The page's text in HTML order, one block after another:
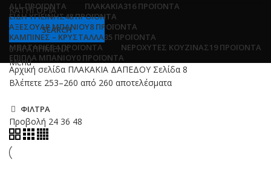
ΚΑΤΗΓΟΡΙΑ
SEARCH
0ΑΓΑΠΗΜΕΝΑ
Menu
ALL ΠΡΟΪΌΝΤΑ ΠΛΑΚΑΚΙΑ316 ΠΡΟΪΌΝΤΑ
ΕΙΔΗ ΥΓΙΕΙΝΗΣ48 ΠΡΟΪΌΝΤΑ
ΑΞΕΣΟΥΑΡ ΜΠΑΝΙΟΥ8 ΠΡΟΪΌΝΤΑ
ΚΑΜΠΙΝΕΣ – ΚΡΥΣΤΑΛΛΑ35 ΠΡΟΪΌΝΤΑ
ΜΠΑΤΑΡΙΕΣ4 ΠΡΟΪΌΝΤΑ ΝΕΡΟΧΥΤΕΣ ΚΟΥΖΙΝΑΣ19 ΠΡΟΪΌΝΤΑ
ΕΠΙΠΛΑ ΜΠΑΝΙΟΥ0 ΠΡΟΪΌΝΤΑ
Αρχική σελίδα ΠΛΑΚΑΚΙΑ ΔΑΠΕΔΟΥ Σελίδα 8
Βλέπετε 253–260 από 260 αποτελέσματα
ΦΙΛΤΡΑ
Προβολή 24 36 48